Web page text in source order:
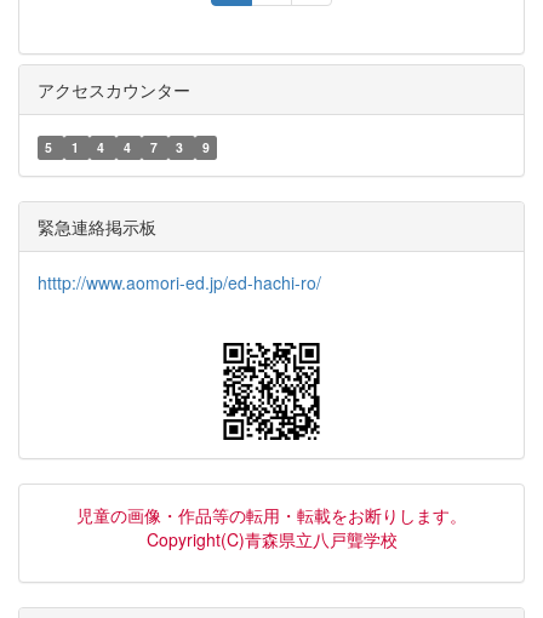
アクセスカウンター
5 1 4 4 7 3 9
緊急連絡掲示板
htttp://www.aomori-ed.jp/ed-hachi-ro/
児童の画像・作品等の転用・転載をお断りします。
Copyright(C)青森県立八戸聾学校